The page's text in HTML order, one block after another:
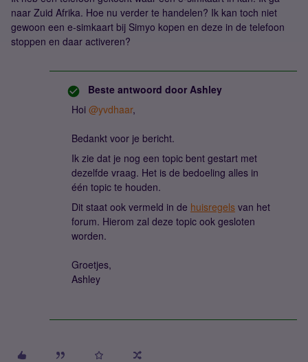
naar Zuid Afrika. Hoe nu verder te handelen? Ik kan toch niet
gewoon een e-simkaart bij Simyo kopen en deze in de telefoon
stoppen en daar activeren?
Beste antwoord door Ashley
Hoi @yvdhaar,
Bedankt voor je bericht.
Ik zie dat je nog een topic bent gestart met
dezelfde vraag. Het is de bedoeling alles in
één topic te houden.
Dit staat ook vermeld in de huisregels van het
forum. Hierom zal deze topic ook gesloten
worden.
Groetjes,
Ashley